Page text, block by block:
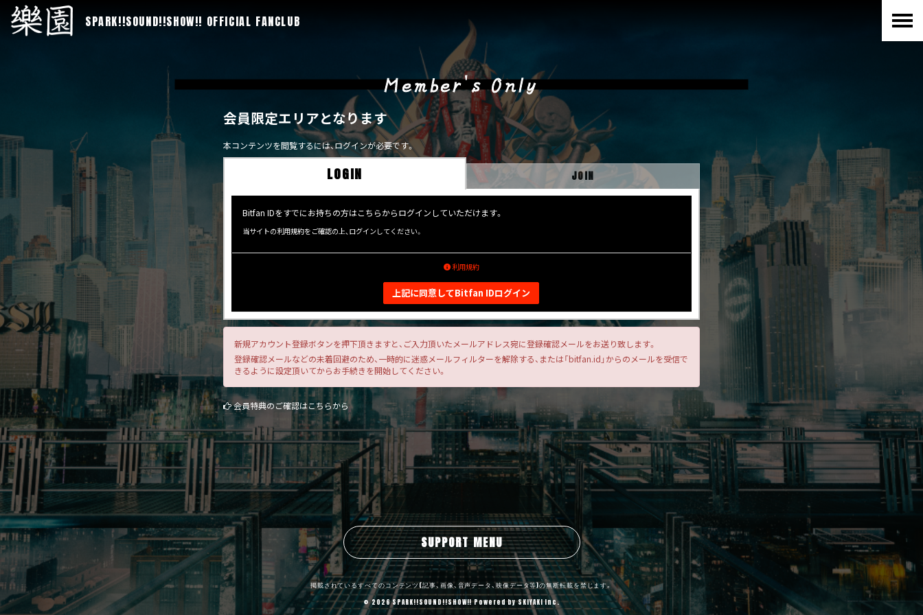
SPARK!!SOUND!!SHOW!! OFFICIAL FANCLUB
Member's Only
会員限定エリアとなります
本コンテンツを閲覧するには、ログインが必要です。
LOGIN JOIN
Bitfan IDをすでにお持ちの方はこちらからログインしていただけます。
当サイトの利用規約をご確認の上、ログインしてください。
利用規約
上記に同意してBitfan IDログイン
新規アカウント登録ボタンを押下頂きますと、ご入力頂いたメールアドレス宛に登録確認メールをお送り致します。
登録確認メールなどの未着回避のため、一時的に迷惑メールフィルターを解除する、または「bitfan.id」からのメールを受信で
きるように設定頂いてからお手続きを開始してください。
会員特典のご確認はこちらから
SUPPORT MENU
掲載されているすべてのコンテンツ(記事、画像、音声データ、映像データ等)の無断転載を禁じます。
© 2026 SPARK!!SOUND!!SHOW!! Powered bySKIYAKI Inc.